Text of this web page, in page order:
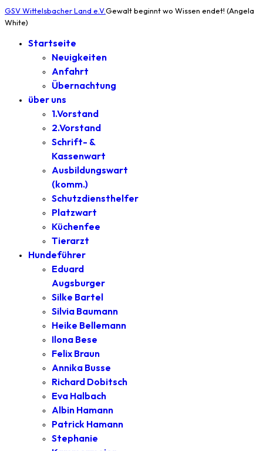
GSV Wittelsbacher Land e.V.Gewalt beginnt wo Wissen endet! (Angela
White)
Startseite
Neuigkeiten
Anfahrt
Übernachtung
über uns
1.Vorstand
2.Vorstand
Schrift- &
Kassenwart
Ausbildungswart
(komm.)
Schutzdiensthelfer
Platzwart
Küchenfee
Tierarzt
Hundeführer
Eduard
Augsburger
Silke Bartel
Silvia Baumann
Heike Bellemann
Ilona Bese
Felix Braun
Annika Busse
Richard Dobitsch
Eva Halbach
Albin Hamann
Patrick Hamann
Stephanie